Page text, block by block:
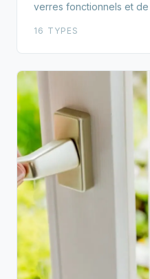
verres fonctionnels et de
16 TYPES